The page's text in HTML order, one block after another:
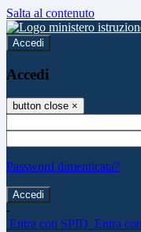
Salta al contenuto
Accedi
Accedi
button close ×
Password dimenticata?
-
Entra con SPID Entra